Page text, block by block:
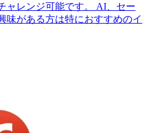
ャレンジ可能です。 AI、セー
味がある方は特におすすめのイ